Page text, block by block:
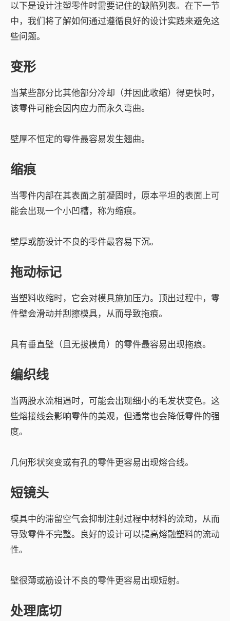
以下是设计注塑零件时需要记住的缺陷列表。在下一节
中，我们将了解如何通过遵循良好的设计实践来避免这
些问题。
变形
当某些部分比其他部分冷却（并因此收缩）得更快时，
该零件可能会因内应力而永久弯曲。
壁厚不恒定的零件最容易发生翘曲。
缩痕
当零件内部在其表面之前凝固时，原本平坦的表面上可
能会出现一个小凹槽，称为缩痕。
壁厚或筋设计不良的零件最容易下沉。
拖动标记
当塑料收缩时，它会对模具施加压力。顶出过程中，零
件壁会滑动并刮擦模具，从而导致拖痕。
具有垂直壁（且无拔模角）的零件最容易出现拖痕。
编织线
当两股水流相遇时，可能会出现细小的毛发状变色。这
些熔接线会影响零件的美观，但通常也会降低零件的强
度。
几何形状突变或有孔的零件更容易出现熔合线。
短镜头
模具中的滞留空气会抑制注射过程中材料的流动，从而
导致零件不完整。良好的设计可以提高熔融塑料的流动
性。
壁很薄或筋设计不良的零件更容易出现短射。
处理底切